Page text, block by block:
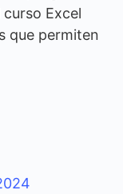
Excel
que permiten